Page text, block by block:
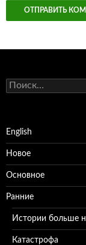
Найти:
English
Новое
Основное
Ранние
Истории больше
Катастрофа